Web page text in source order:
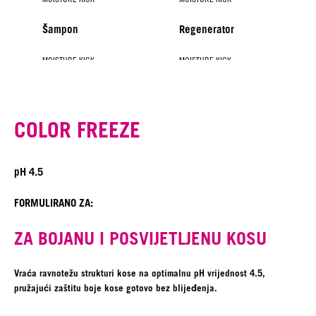
Šampon Regenerator
MOISTURE KICK MOISTURE KICK
COLOR FREEZE
pH 4.5
FORMULIRANO ZA:
ZA BOJANU I POSVIJETLJENU KOSU
Vraća ravnotežu strukturi kose na optimalnu pH vrijednost 4.5,
pružajući zaštitu boje kose gotovo bez blijeđenja.